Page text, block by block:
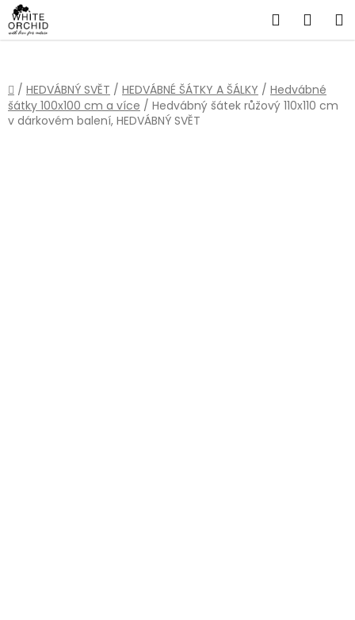
Přejít
na
obsah
Hledat
Domů
/ HEDVÁBNÝ SVĚT / HEDVÁBNÉ ŠÁTKY A ŠÁLKY / Hedvábné
šátky 100x100 cm a více / Hedvábný šátek růžový 110x110 cm
v dárkovém balení, HEDVÁBNÝ SVĚT